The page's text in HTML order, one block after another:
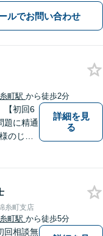
LINEで連絡可】【夜間・
【完全個室】【法テラス
ルでお問い合わせ
町駅 から徒歩2分
【初回6
題に精通
のじっ
はご相
オンラ
詳細を見
る
糸町支店
町駅 から徒歩5分
回相談無